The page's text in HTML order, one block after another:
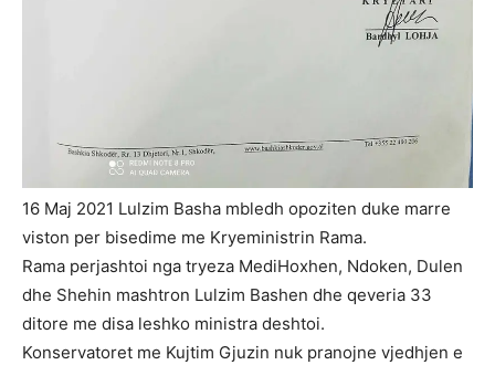
16 Maj 2021 Lulzim Basha mbledh opoziten duke marre
viston per bisedime me Kryeministrin Rama.
Rama perjashtoi nga tryeza MediHoxhen, Ndoken, Dulen
dhe Shehin mashtron Lulzim Bashen dhe qeveria 33
ditore me disa leshko ministra deshtoi.
Konservatoret me Kujtim Gjuzin nuk pranojne vjedhjen e